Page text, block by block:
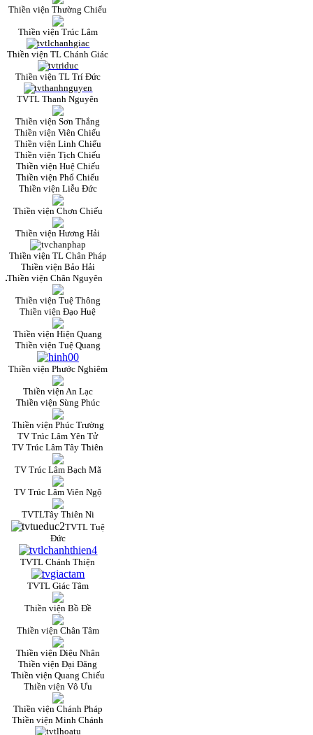
Thiền viện Thường Chiếu
Thiền viện Trúc Lâm
Thiền viện TL Chánh Giác
Thiền viện TL Trí Đức
TVTL Thanh Nguyên
Thiền viện Sơn Thắng
Thiền viện Viên Chiếu
Thiền viện Linh Chiếu
Thiền viện Tịch Chiếu
Thiền viện Huệ Chiếu
Thiền viện Phổ Chiếu
Thiền viện Liễu Đức
Thiền viện Chơn Chiếu
Thiền viện Hương Hải
Thiền viện TL Chân Pháp
Thiền viện Bảo Hải
Thiền viện Chân Nguyên
Thiền viện Tuệ Thông
Thiền viện Đạo Huệ
Thiền viện Hiện Quang
Thiền viện Tuệ Quang
Thiền viện Phước Nghiêm
Thiền viện An Lạc
Thiền viện Sùng Phúc
Thiền viện Phúc Trường
TV Trúc Lâm Yên Tử
TV Trúc Lâm Tây Thiên
TV Trúc Lâm Bạch Mã
TV Trúc Lâm Viên Ngộ
TVTLTây Thiên Ni
TVTL Tuệ
Đức
TVTL Chánh Thiện
TVTL Giác Tâm
Thiền viện Bồ Đề
Thiền viện Chân Tâm
Thiền viện Diệu Nhân
Thiền viện Đại Đăng
Thiền viện Quang Chiếu
Thiền viện Vô Ưu
Thiền viện Chánh Pháp
Thiền viện Minh Chánh